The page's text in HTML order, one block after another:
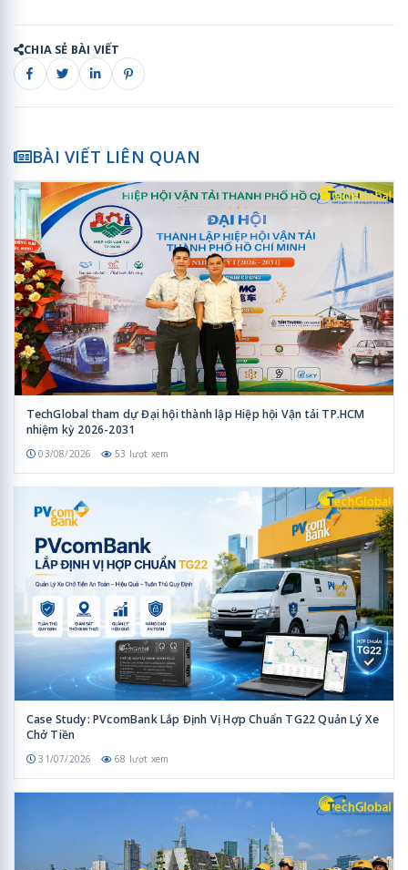
CHIA SẺ BÀI VIẾT
BÀI VIẾT LIÊN QUAN
TechGlobal tham dự Đại hội thành lập Hiệp hội Vận tải TP.HCM
nhiệm kỳ 2026-2031
03/08/2026 53 lượt xem
Case Study: PVcomBank Lắp Định Vị Hợp Chuẩn TG22 Quản Lý Xe
Chở Tiền
31/07/2026 68 lượt xem